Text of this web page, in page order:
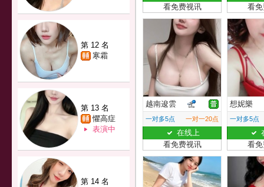
第 12 名
寒霜
第 13 名
懼高症
表演中
第 14 名
看免费视讯
看
越南逡雲
一对多5点 一对一20点
在线上
看免费视讯
想妮樂
一对多5点
看